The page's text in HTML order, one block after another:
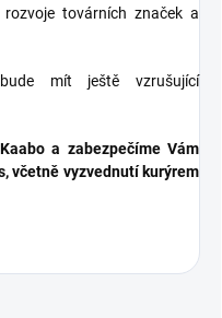
továrních značek a
mít ještě vzrušující
a zabezpečíme Vám
včetně vyzvednutí kurýrem